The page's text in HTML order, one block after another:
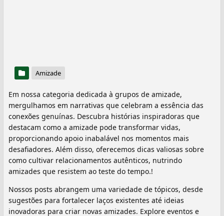
Amizade
Em nossa categoria dedicada à grupos de amizade,
mergulhamos em narrativas que celebram a essência das
conexões genuínas. Descubra histórias inspiradoras que
destacam como a amizade pode transformar vidas,
proporcionando apoio inabalável nos momentos mais
desafiadores. Além disso, oferecemos dicas valiosas sobre
como cultivar relacionamentos autênticos, nutrindo
amizades que resistem ao teste do tempo.!
Nossos posts abrangem uma variedade de tópicos, desde
sugestões para fortalecer laços existentes até ideias
inovadoras para criar novas amizades. Explore eventos e